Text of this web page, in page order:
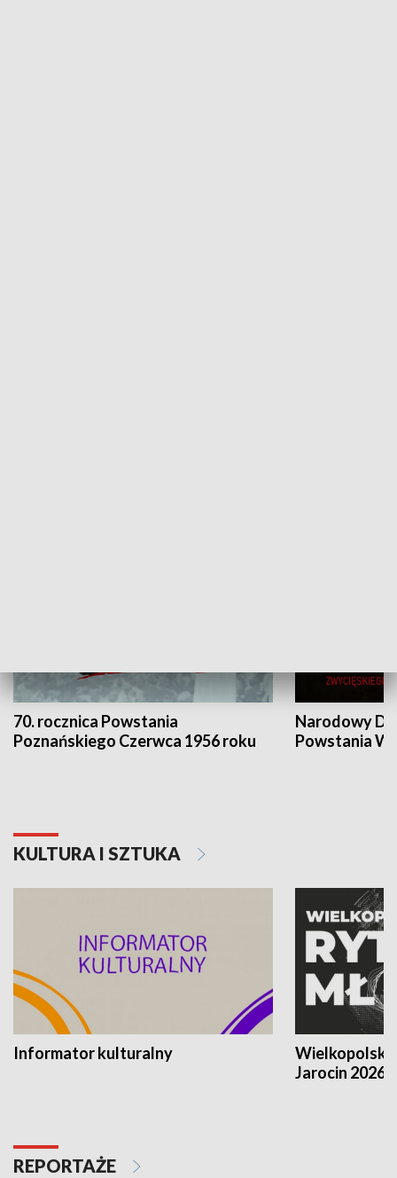
70. rocznica Powstania
Poznańskiego Czerwca 1956 roku
Narodowy
Powstania
KULTURA I SZTUKA
Informator kulturalny
Jarocin 2026
REPORTAŻE